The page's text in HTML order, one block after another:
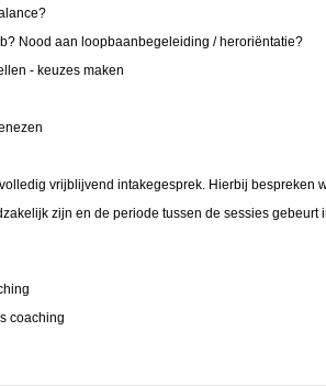
Nood aan loopbaanbegeleiding / heroriëntatie?
- keuzes maken
vrijblijvend intakegesprek. Hierbij bespreken
zijn en de periode tussen de sessies gebeurt
coaching